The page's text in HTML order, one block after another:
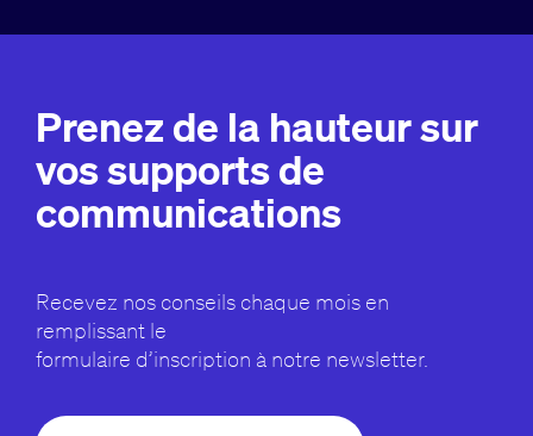
Prenez de la hauteur sur
vos supports de
communications
Recevez nos conseils chaque mois en
remplissant le
formulaire d’inscription à notre newsletter.